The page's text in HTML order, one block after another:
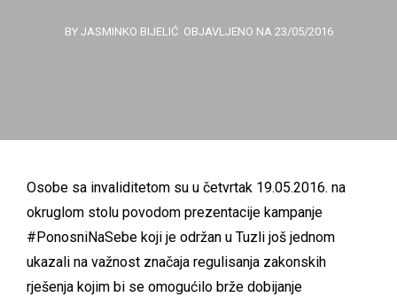
BY JASMINKO BIJELIĆ OBJAVLJENO NA 23/05/2016
Osobe sa invaliditetom su u četvrtak 19.05.2016. na
okruglom stolu povodom prezentacije kampanje
#PonosniNaSebe koji je održan u Tuzli još jednom
ukazali na važnost značaja regulisanja zakonskih
rješenja kojim bi se omogućilo brže dobijanje